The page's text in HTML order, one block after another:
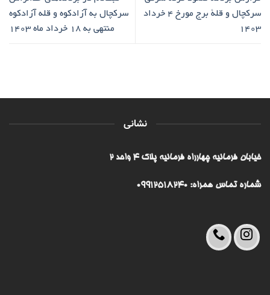
سرکچال و قلۀ برج مورخ ۴ خرداد
۱۴۰۳
سرکچال به آزادکوه و قله آزادکوه
منتهی به ۱۸ خرداد ماه ۱۴۰۳
نشانی
خیابان فرمانیه چهارراه فرمانیه پلاک ۴ واحد ۲
شماره تماس همراه: 09912518240